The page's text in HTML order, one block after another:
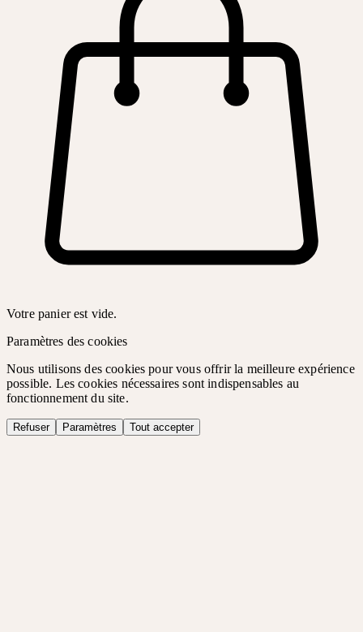
Votre panier est vide.
Paramètres des cookies
Nous utilisons des cookies pour vous offrir la meilleure expérience
possible. Les cookies nécessaires sont indispensables au
fonctionnement du site.
Refuser Paramètres Tout accepter